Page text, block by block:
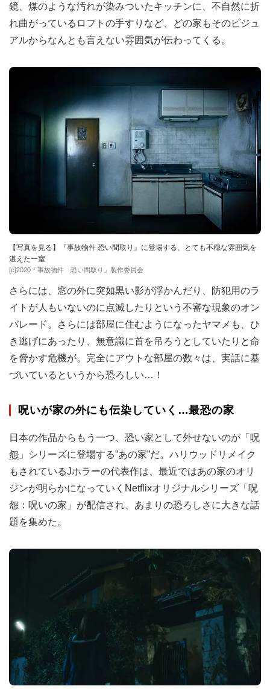
鏡、煤のような汚れが染みついたキッチンに、不自然に折
れ曲がっているロフトの手すりなど、どの家もそのビジュ
アルからなんとも言えない雰囲気が伝わってくる。
【写真を見る】『事故物件 恐い間取り』に登場する、とても不穏な雰囲気を
湛えた一室
[c]2020「事故物件 恐い間取り」製作委員会
さらには、窓の外に突如黒い影が浮かんだり、防犯用のラ
イトが人もいないのに点滅したりという不審な現象のオン
パレード。さらには部屋に住むようになったヤマメも、ひ
き逃げにあったり、無意識に首を吊ろうとしていたりと命
を脅かす危機が。完全にアウトな部屋の数々は、実話に基
づいているというから恐ろしい…！
呪いが家の外にも伝染していく…最恐の家
日本の作品からもう一つ、恐い家として外せないのが「 呪
怨 」シリーズに登場する”あの家”だ。ハリウッドリメイク
もされているJホラーの代表作は、最近ではあの家のオリ
ジンが明らかになっていくNetflixオリジナルシリーズ「呪
怨：呪いの家」が配信され、あまりの恐ろしさに大きな話
題を集めた。